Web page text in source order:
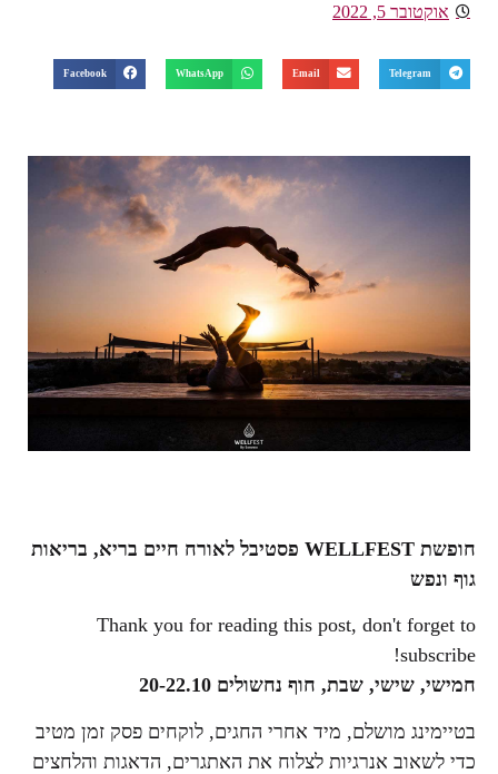
אוקטובר 5, 2022
Telegram
Email
WhatsApp
Facebook
חופשתWELLFESTפסטיבל לאורח חיים בריא,בריאות
גוף ונפש
Thank you for reading this post, don't forget to
subscribe!
חמישי, שישי, שבת, חוף נחשולים 20-22.10
בטיימינג מושלם, מיד אחרי החגים, לוקחים פסק זמן מטיב
כדי לשאוב אנרגיות לצלוח את האתגרים, הדאגות והלחצים